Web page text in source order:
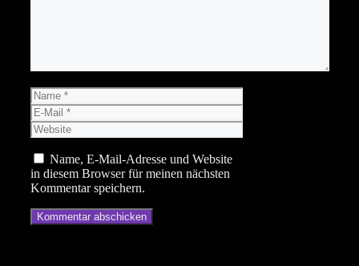
Name
E-
Mail
Website
Name, E-Mail-Adresse und Website
in diesem Browser für meinen nächsten
Kommentar speichern.